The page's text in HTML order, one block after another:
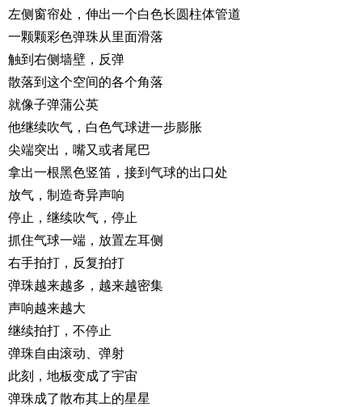
左侧窗帘处，伸出一个白色长圆柱体管道
一颗颗彩色弹珠从里面滑落
触到右侧墙壁，反弹
散落到这个空间的各个角落
就像子弹蒲公英
他继续吹气，白色气球进一步膨胀
尖端突出，嘴又或者尾巴
拿出一根黑色竖笛，接到气球的出口处
放气，制造奇异声响
停止，继续吹气，停止
抓住气球一端，放置左耳侧
右手拍打，反复拍打
弹珠越来越多，越来越密集
声响越来越大
继续拍打，不停止
弹珠自由滚动、弹射
此刻，地板变成了宇宙
弹珠成了散布其上的星星